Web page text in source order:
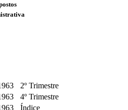
2º Trimestre
4º Trimestre
Índice